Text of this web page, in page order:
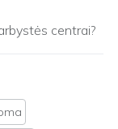
centrai?